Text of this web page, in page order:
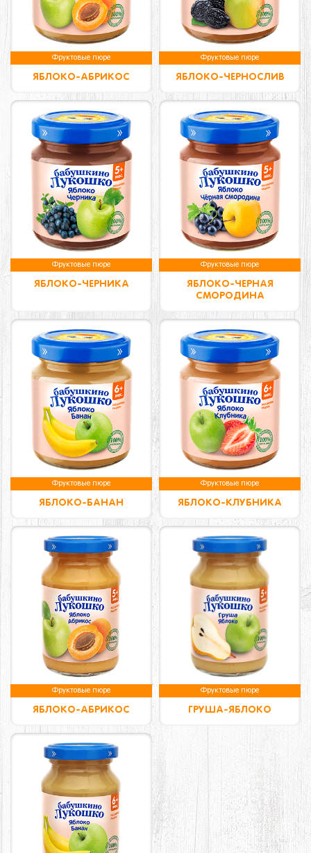
Фруктовые пюре
ЯБЛОКО-АБРИКОС
Фруктовые пюре
ЯБЛОКО-ЧЕРНОСЛИВ
Фруктовые пюре
ЯБЛОКО-ЧЕРНИКА
Фруктовые пюре
ЯБЛОКО-ЧЕРНАЯ
СМОРОДИНА
Фруктовые пюре
ЯБЛОКО-БАНАН
Фруктовые пюре
ЯБЛОКО-КЛУБНИКА
Фруктовые пюре
ЯБЛОКО-АБРИКОС
Фруктовые пюре
ГРУША-ЯБЛОКО